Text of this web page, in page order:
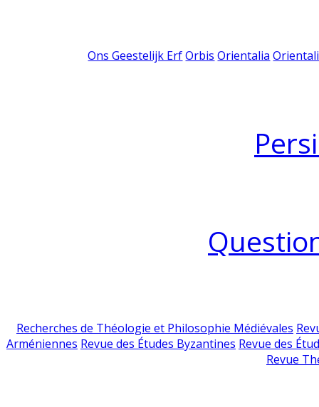
Ons Geestelijk Erf Orbis Orientalia
Recherches de Théologie et Philosophie Médiévales
Arméniennes Revue des Études Byzantines Revue des
Revue